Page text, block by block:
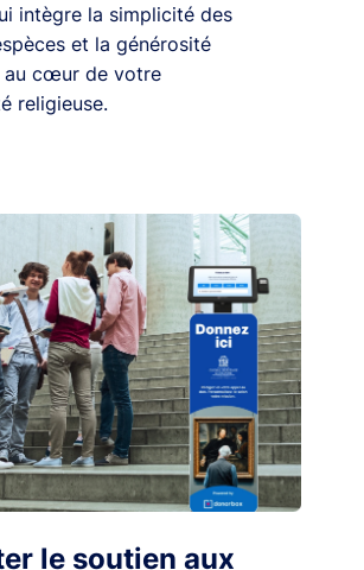
intègre la simplicité des
et la générosité
au cœur de votre
religieuse.
le soutien aux